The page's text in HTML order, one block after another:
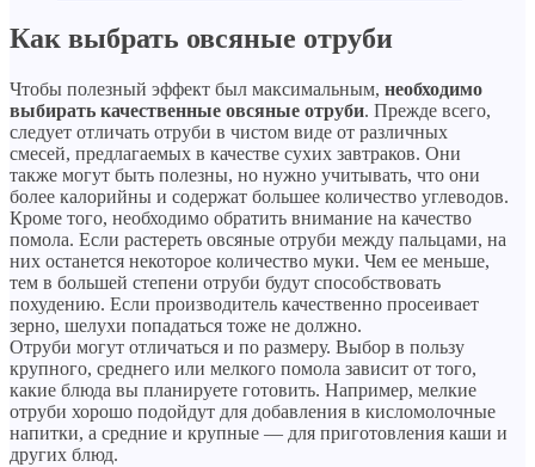
Как выбрать овсяные отруби
Чтобы полезный эффект был максимальным, необходимо
выбирать качественные овсяные отруби. Прежде всего,
следует отличать отруби в чистом виде от различных
смесей, предлагаемых в качестве сухих завтраков. Они
также могут быть полезны, но нужно учитывать, что они
более калорийны и содержат большее количество углеводов.
Кроме того, необходимо обратить внимание на качество
помола. Если растереть овсяные отруби между пальцами, на
них останется некоторое количество муки. Чем ее меньше,
тем в большей степени отруби будут способствовать
похудению. Если производитель качественно просеивает
зерно, шелухи попадаться тоже не должно.
Отруби могут отличаться и по размеру. Выбор в пользу
крупного, среднего или мелкого помола зависит от того,
какие блюда вы планируете готовить. Например, мелкие
отруби хорошо подойдут для добавления в кисломолочные
напитки, а средние и крупные — для приготовления каши и
других блюд.